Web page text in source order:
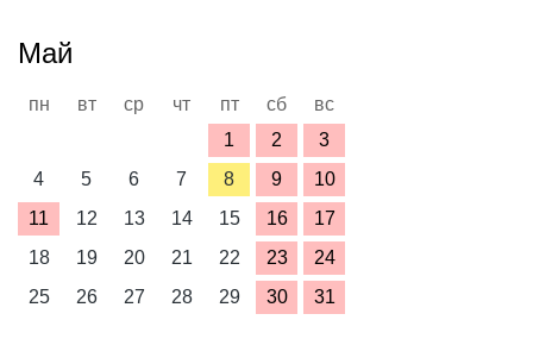
Май
пн вт ср чт пт сб
вс
1
2
3
4
5 6 7 8 9
10
11
12 13 14 15 16
17
18
19 20 21 22 23
24
25
26 27 28 29 30 31